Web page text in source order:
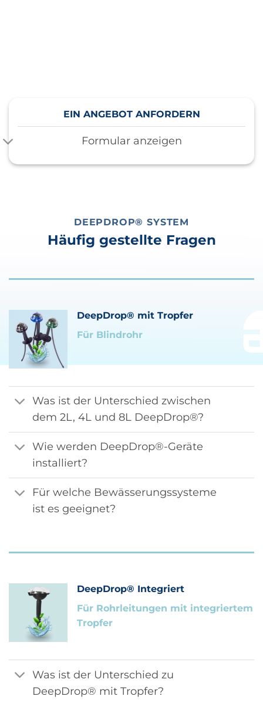
EIN ANGEBOT ANFORDERN
Formular anzeigen
DEEPDROP® SYSTEM
Häufig gestellte Fragen
DeepDrop® mit Tropfer
Für Blindrohr
Was ist der Unterschied zwischen
dem 2L, 4L und 8L DeepDrop®?
Wie werden DeepDrop®-Geräte
installiert?
Für welche Bewässerungssysteme
ist es geeignet?
DeepDrop® Integriert
Für Rohrleitungen mit integriertem
Tropfer
Was ist der Unterschied zu
DeepDrop® mit Tropfer?